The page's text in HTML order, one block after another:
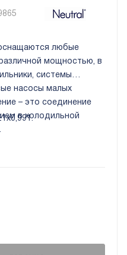
любые
мощностью, в
системы
насосы малых
– это соединение
в холодильной